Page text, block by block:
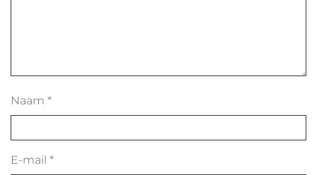
Naam *
E-mail *